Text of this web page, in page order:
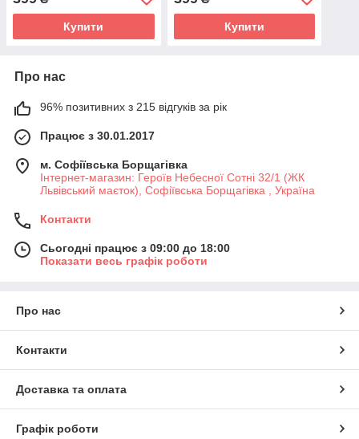
Купити Купити
Про нас
96% позитивних з 215 відгуків за рік
Працює з 30.01.2017
м. Софіївська Борщагівка
Інтернет-магазин: Героїв Небесної Сотні 32/1 (ЖК
Львівський маєток), Софіївська Борщагівка , Україна
Контакти
Сьогодні працює з 09:00 до 18:00
Показати весь графік роботи
Про нас
Контакти
Доставка та оплата
Графік роботи